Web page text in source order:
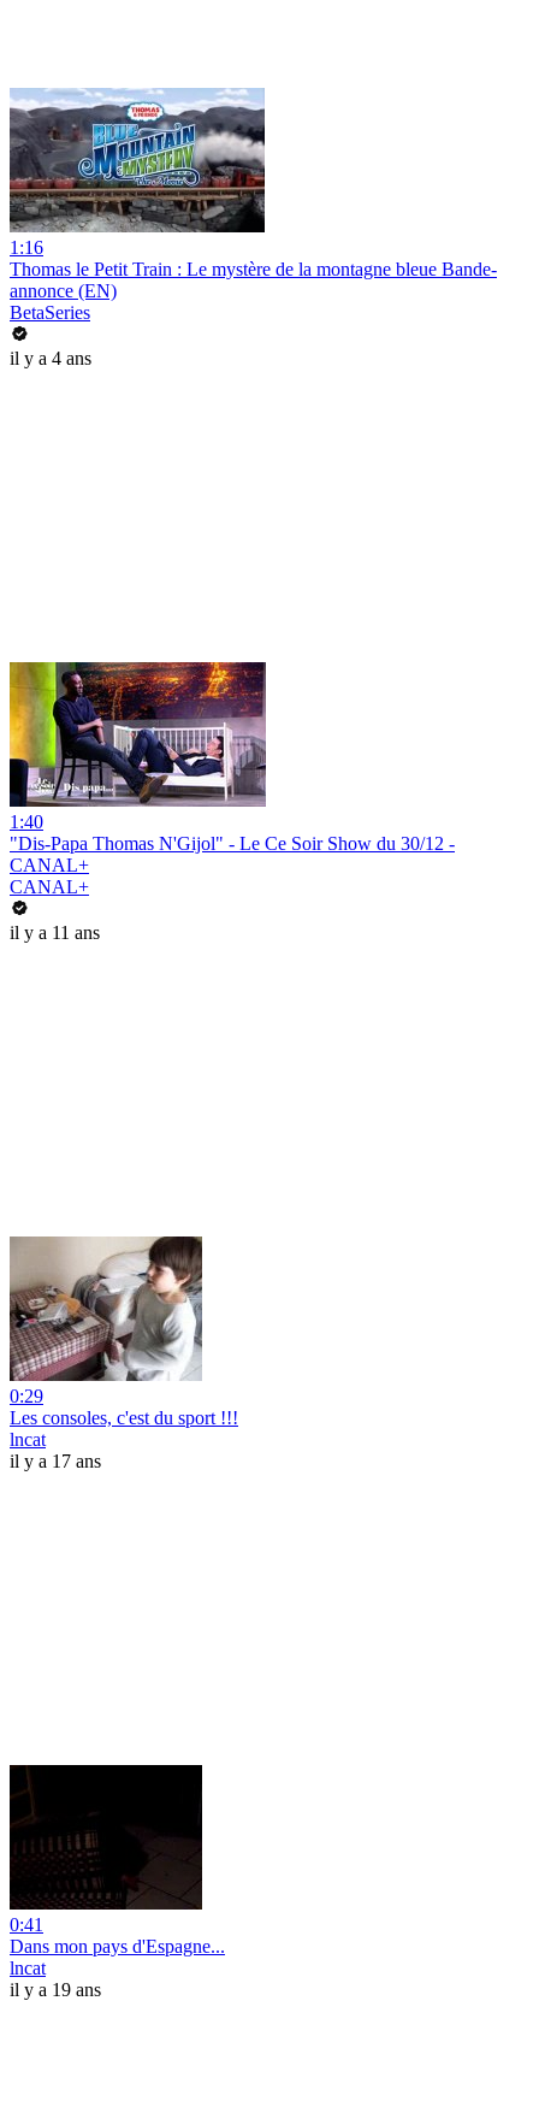
1:16
Thomas le Petit Train : Le mystère de la montagne bleue Bande-
annonce (EN)
BetaSeries
il y a 4 ans
1:40
"Dis-Papa Thomas N'Gijol" - Le Ce Soir Show du 30/12 -
CANAL+
CANAL+
il y a 11 ans
0:29
Les consoles, c'est du sport !!!
lncat
il y a 17 ans
0:41
Dans mon pays d'Espagne...
lncat
il y a 19 ans